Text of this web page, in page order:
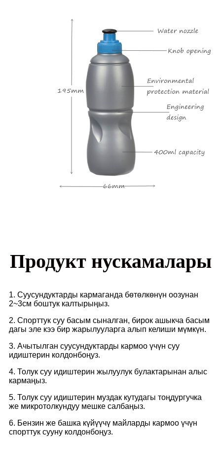
Продукт нускамалары
1. Суусундуктарды кармаганда бөтөлкөнүн оозунан
2~3см боштук калтырыңыз.
2. Спорттук суу басым сыналган, бирок ашыкча басым
дагы эле кээ бир жарылууларга алып келиши мүмкүн.
3. Ачытылган суусундуктарды кармоо үчүн суу
идиштерин колдонбоңуз.
4. Толук суу идиштерин жылуулук булактарынан алыс
кармаңыз.
5. Толук суу идиштерин муздак кутудагы тоңдургучка
же микротолкундуу мешке салбаңыз.
6. Бензин же башка күйүүчү майларды кармоо үчүн
спорттук сууну колдонбоңуз.